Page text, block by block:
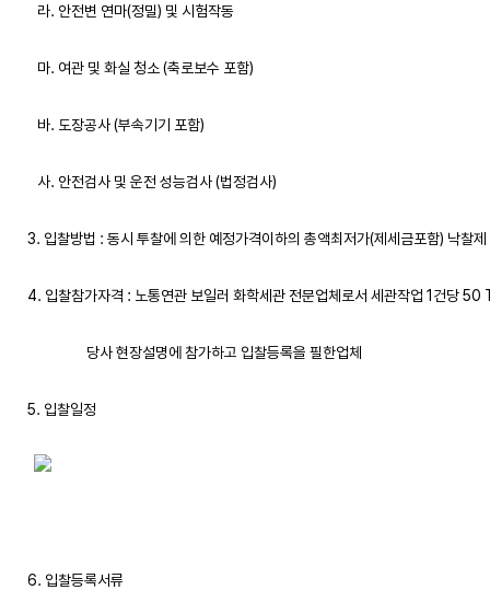
   라. 안전변 연마(정밀) 및 시험작동
   마. 여관 및 화실 청소 (축로보수 포함)
   바. 도장공사 (부속기기 포함)
   사. 안전검사 및 운전 성능검사 (법정검사)
3. 입찰방법 : 동시 투찰에 의한 예정가격이하의 총액최저가(제세금포함) 낙찰제
4. 입찰참가자격 : 노통연관 보일러 화학세관 전문업체로서 세관작업 1건당
                  당사 현장설명에 참가하고 입찰등록을 필한업체
5. 입찰일정
6. 입찰등록서류